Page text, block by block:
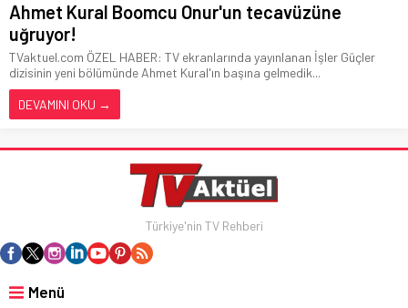
Ahmet Kural Boomcu Onur'un tecavüzüne
uğruyor!
TVaktuel.com ÖZEL HABER: TV ekranlarında yayınlanan İşler Güçler
dizisinin yeni bölümünde Ahmet Kural'ın başına gelmedik...
DEVAMINI OKU →
Türkiye'nin TV Rehberi
Menü